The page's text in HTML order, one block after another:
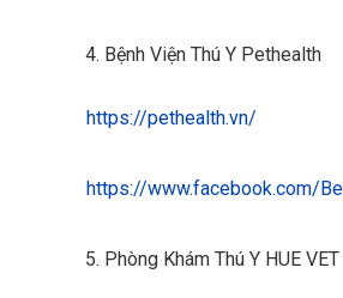
Bệnh Viện Thú Y Pethealth
https://pethealth.vn/
https://www.facebook.com/
Phòng Khám Thú Y HUE VET